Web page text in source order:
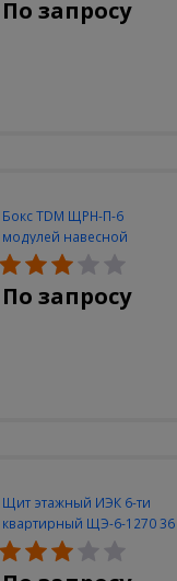
По запросу
Бокс TDM ЩРН-П-6
модулей навесной
пластик IP40 "Эко" (сосна)
По запросу
Щит этажный ИЭК 6-ти
квартирный ЩЭ-6-1270 36
УХЛ3